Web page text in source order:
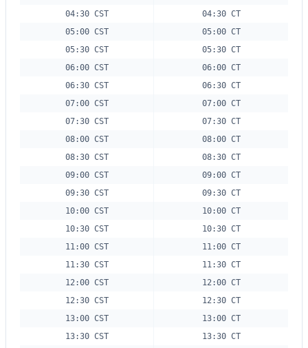
04:30 CST
04:30 CT
05:00 CST
05:00 CT
05:30 CST
05:30 CT
06:00 CST
06:00 CT
06:30 CST
06:30 CT
07:00 CST
07:00 CT
07:30 CST
07:30 CT
08:00 CST
08:00 CT
08:30 CST
08:30 CT
09:00 CST
09:00 CT
09:30 CST
09:30 CT
10:00 CST
10:00 CT
10:30 CST
10:30 CT
11:00 CST
11:00 CT
11:30 CST
11:30 CT
12:00 CST
12:00 CT
12:30 CST
12:30 CT
13:00 CST
13:00 CT
13:30 CST
13:30 CT